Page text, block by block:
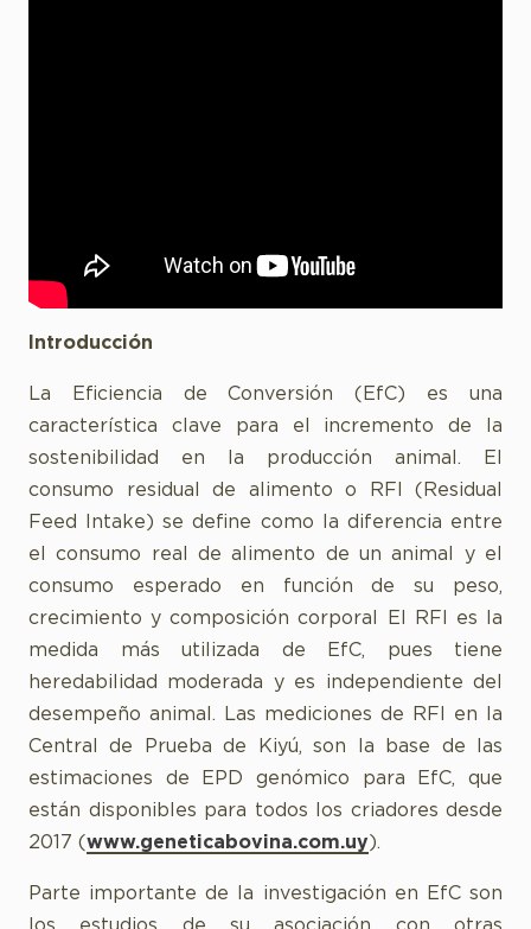
Introducción
La Eficiencia de Conversión (EfC) es una
característica clave para el incremento de la
sostenibilidad en la producción animal. El
consumo residual de alimento o RFI (Residual
Feed Intake) se define como la diferencia entre
el consumo real de alimento de un animal y el
consumo esperado en función de su peso,
crecimiento y composición corporal El RFI es la
medida más utilizada de EfC, pues tiene
heredabilidad moderada y es independiente del
desempeño animal. Las mediciones de RFI en la
Central de Prueba de Kiyú, son la base de las
estimaciones de EPD genómico para EfC, que
están disponibles para todos los criadores desde
2017 (www.geneticabovina.com.uy).
Parte importante de la investigación en EfC son